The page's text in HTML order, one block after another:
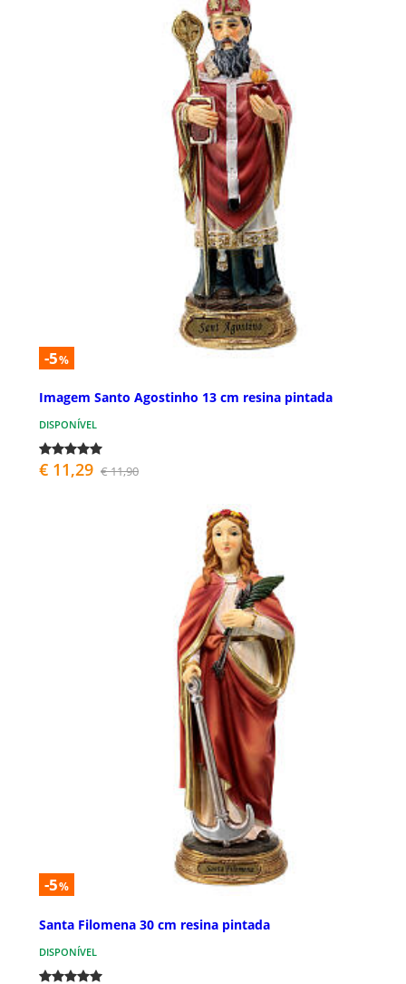
-5%
Imagem Santo Agostinho 13 cm resina pintada
DISPONÍVEL
€ 11,29 € 11,90
-5%
Santa Filomena 30 cm resina pintada
DISPONÍVEL